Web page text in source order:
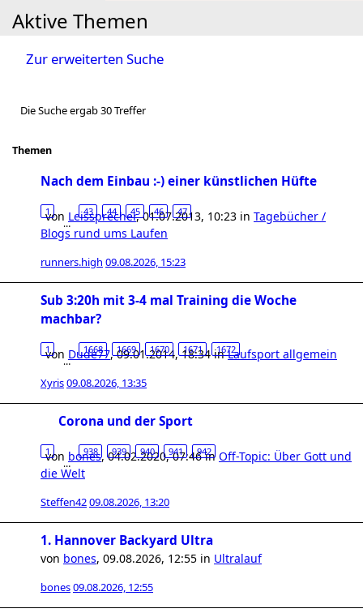
Aktive Themen
Zur erweiterten Suche
Die Suche ergab 30 Treffer
Themen
Nach dem Einbau :-) einer künstlichen Hüfte
1
…
43 44 45 46 47
von Leissprecher,01.07.2013, 10:23 in Tagebücher /
Blogs rund ums Laufen
runners.high 09.08.2026, 15:23
Sub 3:20h mit 3-4 mal Training die Woche
machbar?
1
…
1668 1669 1670 1671 1672
von Dude77,09.01.2014, 18:34inLaufsport allgemein
Xyris09.08.2026, 13:35
Corona und der Sport
1
…
938 939 940 941 942
von bones,04.02.2020, 07:46in Off-Topic: Über Gott und
die Welt
Steffen4209.08.2026, 13:20
1. Hannover Backyard Ultra
von bones, 09.08.2026, 12:55 in Ultralauf
bones09.08.2026, 12:55